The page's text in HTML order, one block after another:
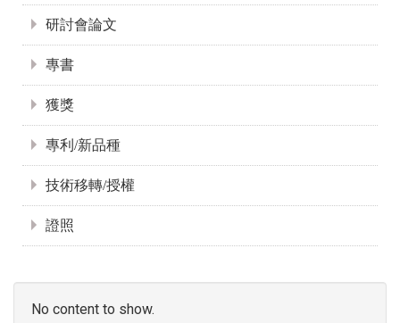
研討會論文
專書
獲獎
專利/新品種
技術移轉/授權
證照
No content to show.